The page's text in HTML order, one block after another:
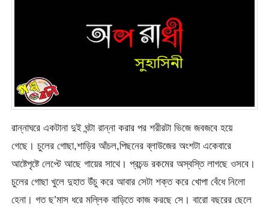
রান্নাঘরে একটানা দুই ঘন্টা রান্না করার পর শরীরটা ভিজে জবজবে হয়ে
গেছে। চুলের গোছা,শাড়ির আঁচল,পিছনের ব্লাউজের অংশটা একেবারে
আষ্টেপৃষ্টে লেপ্টে আছে গায়ের সাথে। প্রচন্ড রকমের অস্বস্তি লাগছে ওসবে।
চুলের গোছা খুলে দুহাত উঁচু করে আবার সেটা শক্ত করে খোপা বেঁধে নিলো
হেনা। গত ছ’মাস ধরে মল্লিক বাড়িতে কাজ করছে সে। বারো বছরের ছেলে